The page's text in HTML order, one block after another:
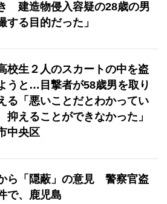
建造物侵入容疑の28歳の男
する目的だった」
校生２人のスカートの中を盗
うと…目撃者が58歳男を取り
る「悪いことだとわかってい
抑えることができなかった」
中央区
ら「隠蔽」の意見 警察官盗
で、鹿児島